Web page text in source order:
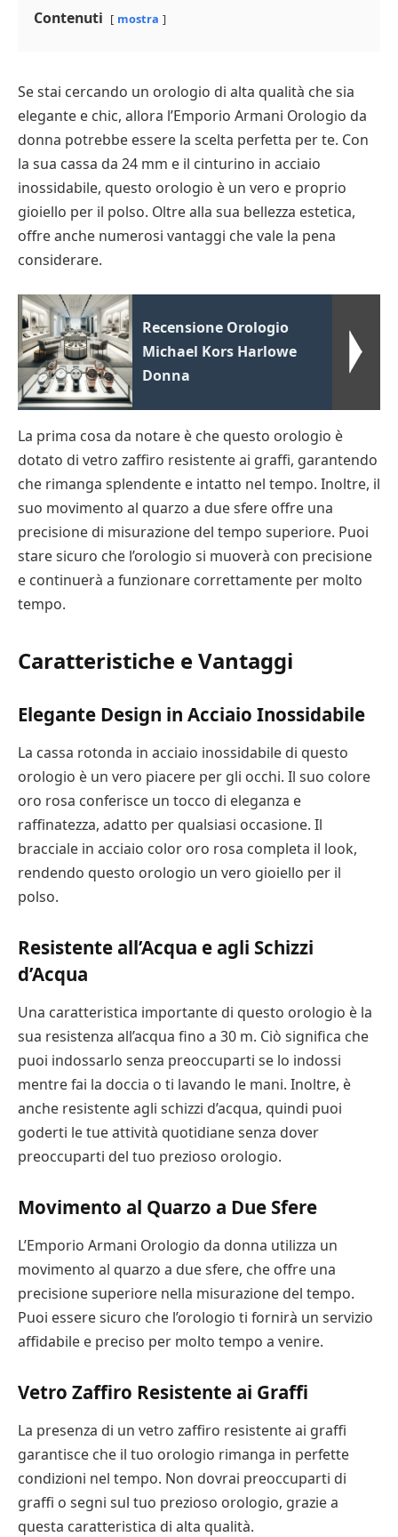
Contenuti mostra
Se stai cercando un orologio di alta qualità che sia
elegante e chic, allora l’Emporio Armani Orologio da
donna potrebbe essere la scelta perfetta per te. Con
la sua cassa da 24 mm e il cinturino in acciaio
inossidabile, questo orologio è un vero e proprio
gioiello per il polso. Oltre alla sua bellezza estetica,
offre anche numerosi vantaggi che vale la pena
considerare.
Recensione Orologio
Michael Kors Harlowe
Donna
La prima cosa da notare è che questo orologio è
dotato di vetro zaffiro resistente ai graffi, garantendo
che rimanga splendente e intatto nel tempo. Inoltre, il
suo movimento al quarzo a due sfere offre una
precisione di misurazione del tempo superiore. Puoi
stare sicuro che l’orologio si muoverà con precisione
e continuerà a funzionare correttamente per molto
tempo.
Caratteristiche e Vantaggi
Elegante Design in Acciaio Inossidabile
La cassa rotonda in acciaio inossidabile di questo
orologio è un vero piacere per gli occhi. Il suo colore
oro rosa conferisce un tocco di eleganza e
raffinatezza, adatto per qualsiasi occasione. Il
bracciale in acciaio color oro rosa completa il look,
rendendo questo orologio un vero gioiello per il
polso.
Resistente all’Acqua e agli Schizzi
d’Acqua
Una caratteristica importante di questo orologio è la
sua resistenza all’acqua fino a 30 m. Ciò significa che
puoi indossarlo senza preoccuparti se lo indossi
mentre fai la doccia o ti lavando le mani. Inoltre, è
anche resistente agli schizzi d’acqua, quindi puoi
goderti le tue attività quotidiane senza dover
preoccuparti del tuo prezioso orologio.
Movimento al Quarzo a Due Sfere
L’Emporio Armani Orologio da donna utilizza un
movimento al quarzo a due sfere, che offre una
precisione superiore nella misurazione del tempo.
Puoi essere sicuro che l’orologio ti fornirà un servizio
affidabile e preciso per molto tempo a venire.
Vetro Zaffiro Resistente ai Graffi
La presenza di un vetro zaffiro resistente ai graffi
garantisce che il tuo orologio rimanga in perfette
condizioni nel tempo. Non dovrai preoccuparti di
graffi o segni sul tuo prezioso orologio, grazie a
questa caratteristica di alta qualità.